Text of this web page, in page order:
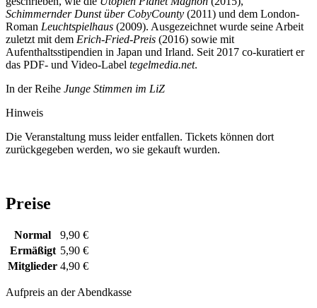
Schimmernder Dunst über CobyCounty (2011) und dem London-
Roman Leuchtspielhaus (2009). Ausgezeichnet wurde seine Arbeit
zuletzt mit dem Erich-Fried-Preis (2016) sowie mit
Aufenthaltsstipendien in Japan und Irland. Seit 2017 co-kuratiert er
das PDF- und Video-Label tegelmedia.net.
In der Reihe Junge Stimmen im LiZ
Hinweis
Die Veranstaltung muss leider entfallen. Tickets können dort
zurückgegeben werden, wo sie gekauft wurden.
Preise
Normal
9,90 €
Ermäßigt 5,90 €
Mitglieder 4,90 €
Aufpreis an der Abendkasse